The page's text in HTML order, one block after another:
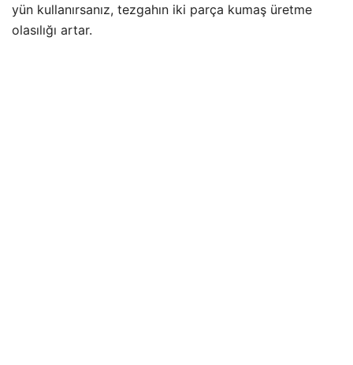
yün kullanırsanız, tezgahın iki parça kumaş üretme
olasılığı artar.